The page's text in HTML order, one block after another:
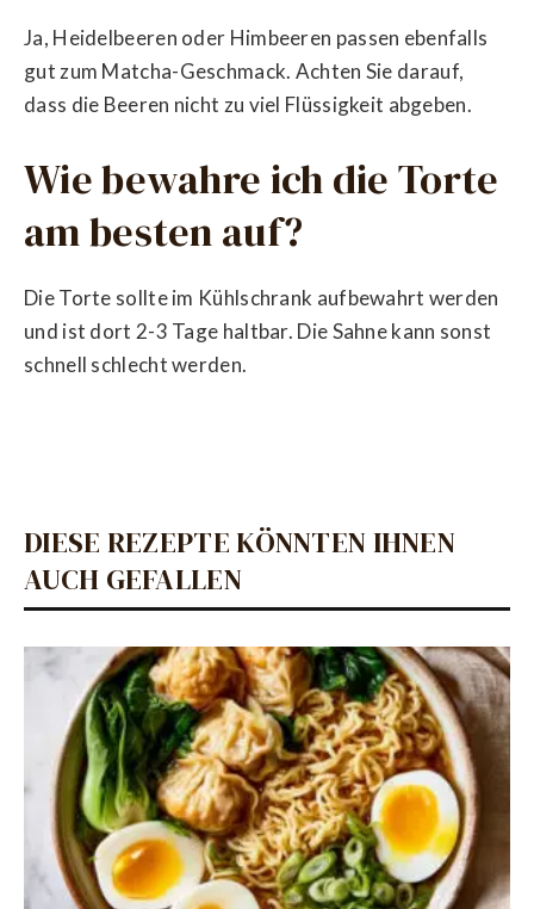
Ja, Heidelbeeren oder Himbeeren passen ebenfalls
gut zum Matcha-Geschmack. Achten Sie darauf,
dass die Beeren nicht zu viel Flüssigkeit abgeben.
Wie bewahre ich die Torte
am besten auf?
Die Torte sollte im Kühlschrank aufbewahrt werden
und ist dort 2-3 Tage haltbar. Die Sahne kann sonst
schnell schlecht werden.
DIESE REZEPTE KÖNNTEN IHNEN
AUCH GEFALLEN